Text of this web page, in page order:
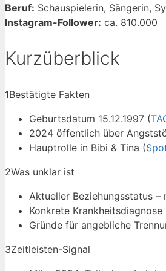
Beruf: Schauspielerin, Sängerin,
Instagram-Follower: ca. 810.000
Kurzüberblick
1Bestätigte Fakten
Geburtsdatum 15.12.1997 (
2024 öffentlich über
Hauptrolle in Bibi & Tina (
2Was unklar ist
Aktueller Beziehungsstatus
Konkrete
Gründe für angebliche
3Zeitleisten-Signal